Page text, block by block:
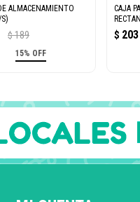
ALMACENAMIENTO
$ 189
15% OFF
CAJA
$ 203